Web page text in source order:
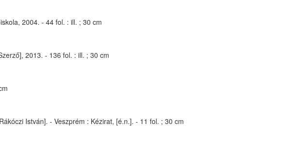
2004. - 44 fol. : ill. ; 30 cm
2013. - 136 fol. : ill. ; 30 cm
István]. - Veszprém : Kézirat, [é.n.]. - 11 fol. ; 30 cm